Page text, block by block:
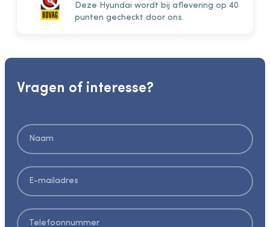
Deze Hyundai wordt bij aflevering op 40
punten gecheckt door ons.
Vragen of interesse?